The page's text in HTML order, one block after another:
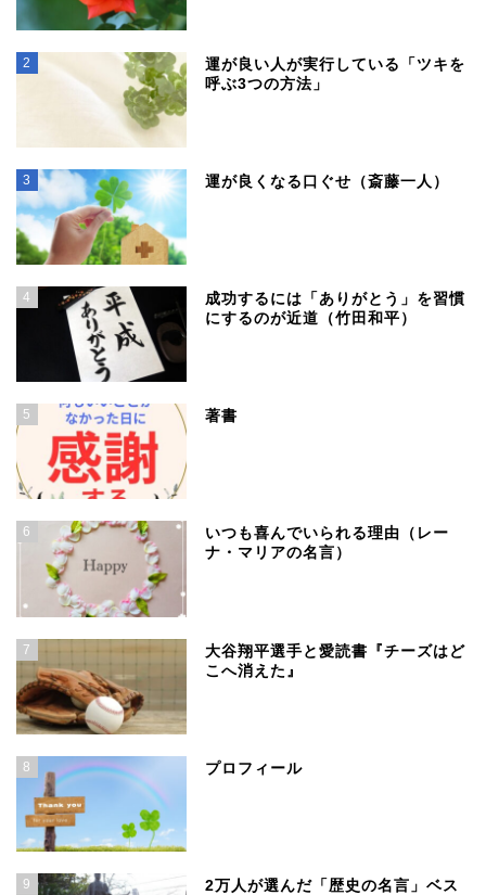
2
運が良い人が実行している「ツキを
呼ぶ3つの方法」
3 運が良くなる口ぐせ（斎藤一人）
4
成功するには「ありがとう」を習慣
にするのが近道（竹田和平）
5 著書
6
いつも喜んでいられる理由（レー
ナ・マリアの名言）
7
大谷翔平選手と愛読書『チーズはど
こへ消えた』
8 プロフィール
9
2万人が選んだ「歴史の名言」ベス